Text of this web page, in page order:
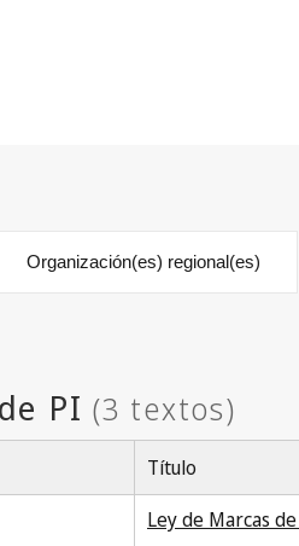
Organización(es) regional(es)
Título
Ley de Marcas